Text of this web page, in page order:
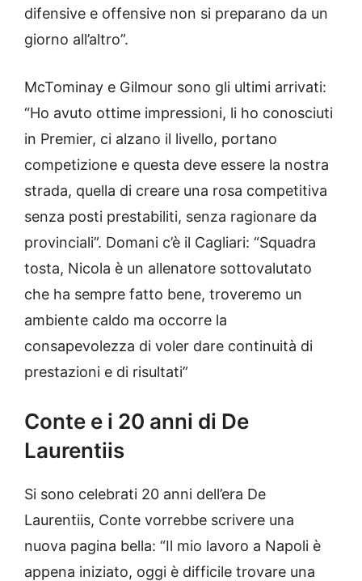
difensive e offensive non si preparano da un
giorno all’altro”.
McTominay e Gilmour sono gli ultimi arrivati:
“Ho avuto ottime impressioni, li ho conosciuti
in Premier, ci alzano il livello, portano
competizione e questa deve essere la nostra
strada, quella di creare una rosa competitiva
senza posti prestabiliti, senza ragionare da
provinciali”. Domani c’è il Cagliari: “Squadra
tosta, Nicola è un allenatore sottovalutato
che ha sempre fatto bene, troveremo un
ambiente caldo ma occorre la
consapevolezza di voler dare continuità di
prestazioni e di risultati”
Conte e i 20 anni di De
Laurentiis
Si sono celebrati 20 anni dell’era De
Laurentiis, Conte vorrebbe scrivere una
nuova pagina bella: “Il mio lavoro a Napoli è
appena iniziato, oggi è difficile trovare una